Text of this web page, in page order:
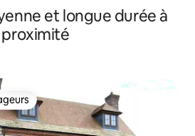
et longue durée à
proximité
les plus appréciés